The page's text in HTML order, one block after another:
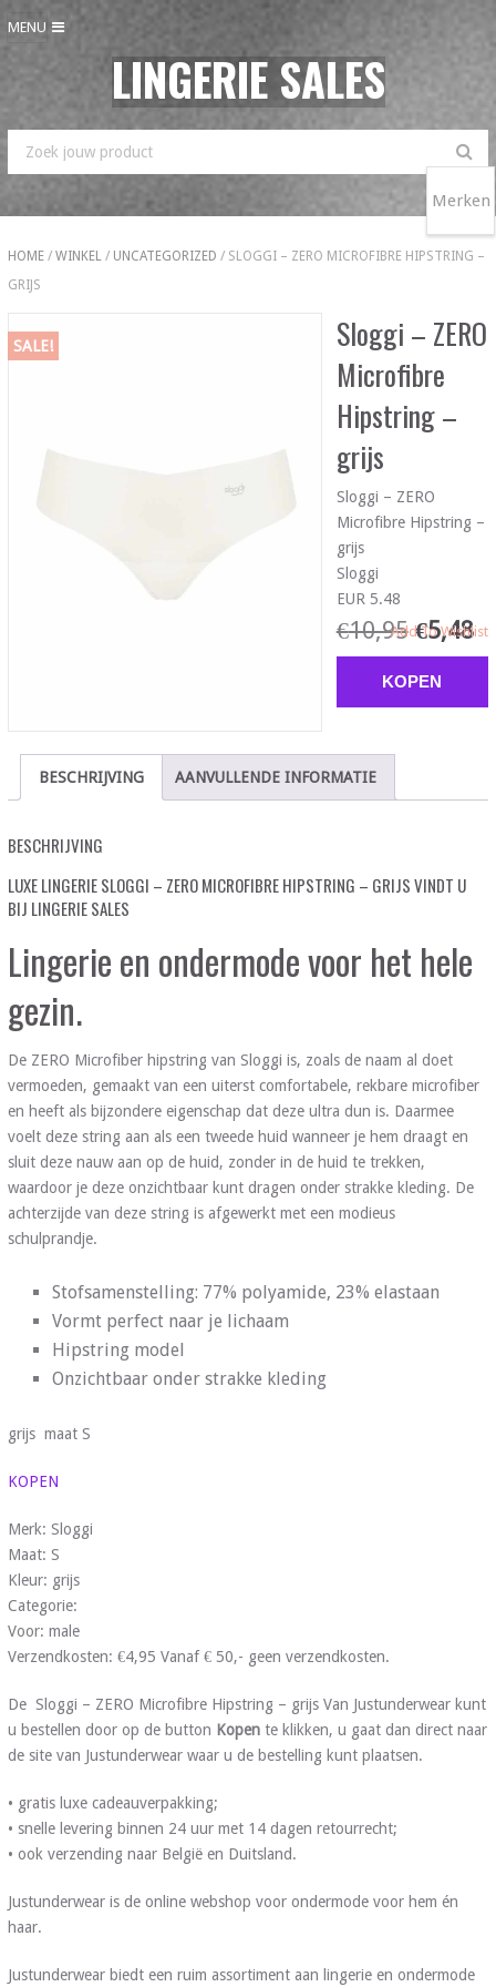
MENU
LINGERIE SALES
HOME/ WINKEL/ UNCATEGORIZED / SLOGGI – ZERO MICROFIBRE HIPSTRING –
GRIJS
SALE!
Sloggi – ZERO
Microfibre
Hipstring –
grijs
Sloggi – ZERO
Microfibre Hipstring –
grijs
Sloggi
EUR 5.48
€10,95 €5,48
KOPEN
Add To Wishlist
BESCHRIJVING AANVULLENDE INFORMATIE
BESCHRIJVING
LUXE LINGERIE SLOGGI – ZERO MICROFIBRE HIPSTRING – GRIJS VINDT U
BIJ LINGERIE SALES
Lingerie en ondermode voor het hele
gezin.
De ZERO Microfiber hipstring van Sloggi is, zoals de naam al doet
vermoeden, gemaakt van een uiterst comfortabele, rekbare microfiber
en heeft als bijzondere eigenschap dat deze ultra dun is. Daarmee
voelt deze string aan als een tweede huid wanneer je hem draagt en
sluit deze nauw aan op de huid, zonder in de huid te trekken,
waardoor je deze onzichtbaar kunt dragen onder strakke kleding. De
achterzijde van deze string is afgewerkt met een modieus
schulprandje.
Stofsamenstelling: 77% polyamide, 23% elastaan
Vormt perfect naar je lichaam
Hipstring model
Onzichtbaar onder strakke kleding
grijs maat S
KOPEN
Merk: Sloggi
Maat: S
Kleur: grijs
Categorie:
Voor: male
Verzendkosten: €4,95 Vanaf € 50,- geen verzendkosten.
De Sloggi – ZERO Microfibre Hipstring – grijs Van Justunderwear kunt
u bestellen door op de button Kopente klikken, u gaat dan direct naar
de site van Justunderwear waar u de bestelling kunt plaatsen.
• gratis luxe cadeauverpakking;
• snelle levering binnen 24 uur met 14 dagen retourrecht;
• ook verzending naar België en Duitsland.
Justunderwear is de online webshop voor ondermode voor hem én
haar.
Justunderwear biedt een ruim assortiment aan lingerie en ondermode
Merken